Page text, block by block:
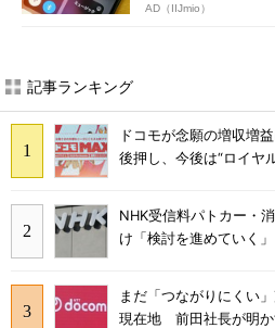
AD（IIJmio）
記事ランキング
ドコモが念願の増収増
後押し、今後は“ロイヤ
NHK受信料パトカー・
け「検討を進めていく
まだ「つながりにくい
現在地 前田社長が明か